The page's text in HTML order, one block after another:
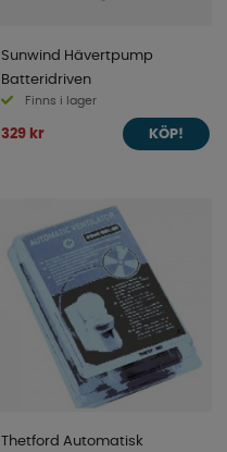
Sunwind Hävertpump
Batteridriven
Finns i lager
329 kr KÖP!
Thetford Automatisk